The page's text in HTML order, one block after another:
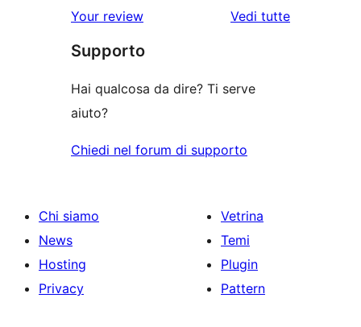
stelle
2-
stelle
a
1-
Your review Vedi tuttele
Supporto
Hai qualcosa da dire? Ti serve
aiuto?
Chiedi nel forum di supporto
Chi siamo
News
Hosting
Privacy
Vetrina
Temi
Plugin
Pattern